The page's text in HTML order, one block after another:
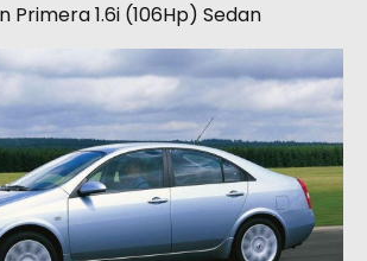
Primera 1.6i (106Hp) Sedan